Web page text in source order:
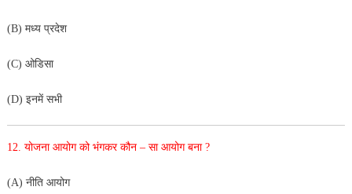
(B) मध्य प्रदेश
(C) ओडिसा
(D) इनमें सभी
12. योजना आयोग को भंगकर कौन – सा आयोग बना ?
(A) नीति आयोग